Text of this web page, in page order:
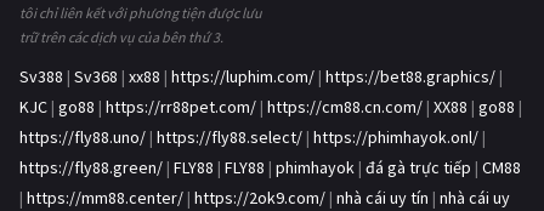
tôi chỉ liên kết với phương tiện được lưu
trữ trên các dịch vụ của bên thứ 3.
Sv388 | Sv368 | xx88 | https://luphim.com/ | https://bet88.graphics/ |
KJC | go88 | https://rr88pet.com/ | https://cm88.cn.com/ | XX88 | go88 |
https://fly88.uno/ | https://fly88.select/ | https://phimhayok.onl/ |
https://fly88.green/ | FLY88 | FLY88 | phimhayok | đá gà trực tiếp | CM88
| https://mm88.center/ | https://2ok9.com/ | nhà cái uy tín | nhà cái uy